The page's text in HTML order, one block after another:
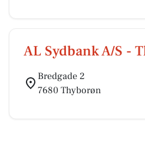
AL Sydbank A/S -
Bredgade 2
7680 Thyborøn